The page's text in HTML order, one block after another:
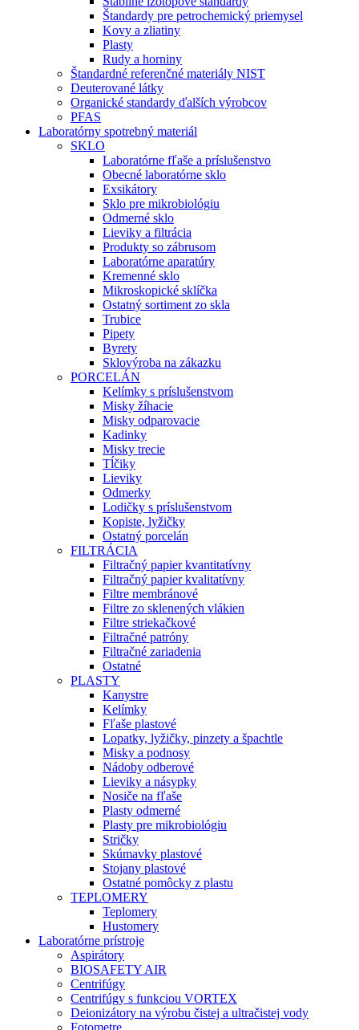
Štandardy pre petrochemický priemysel
Kovy a zliatiny
Plasty
Rudy a horniny
Štandardné referenčné materiály NIST
Deuterované látky
Organické standardy ďalších výrobcov
PFAS
Laboratórny spotrebný materiál
SKLO
Laboratórne fľaše a príslušenstvo
Obecné laboratórne sklo
Exsikátory
Sklo pre mikrobiológiu
Odmerné sklo
Lieviky a filtrácia
Produkty so zábrusom
Laboratórne aparatúry
Kremenné sklo
Mikroskopické sklíčka
Ostatný sortiment zo skla
Trubice
Pipety
Byrety
Sklovýroba na zákazku
PORCELÁN
Kelímky s príslušenstvom
Misky žíhacie
Misky odparovacie
Kadinky
Misky trecie
Tĺčiky
Lieviky
Odmerky
Lodičky s príslušenstvom
Kopiste, lyžičky
Ostatný porcelán
FILTRÁCIA
Filtračný papier kvantitatívny
Filtračný papier kvalitatívny
Filtre membránové
Filtre zo sklenených vlákien
Filtre striekačkové
Filtračné patróny
Filtračné zariadenia
Ostatné
PLASTY
Kanystre
Kelímky
Fľaše plastové
Lopatky, lyžičky, pinzety a špachtle
Misky a podnosy
Nádoby odberové
Lieviky a násypky
Nosiče na fľaše
Plasty odmerné
Plasty pre mikrobiológiu
Stričky
Skúmavky plastové
Stojany plastové
Ostatné pomôcky z plastu
TEPLOMERY
Teplomery
Hustomery
Laboratórne prístroje
Aspirátory
BIOSAFETY AIR
Centrifúgy
Centrifúgy s funkciou VORTEX
Deionizátory na výrobu čistej a ultračistej vody
Fotometre